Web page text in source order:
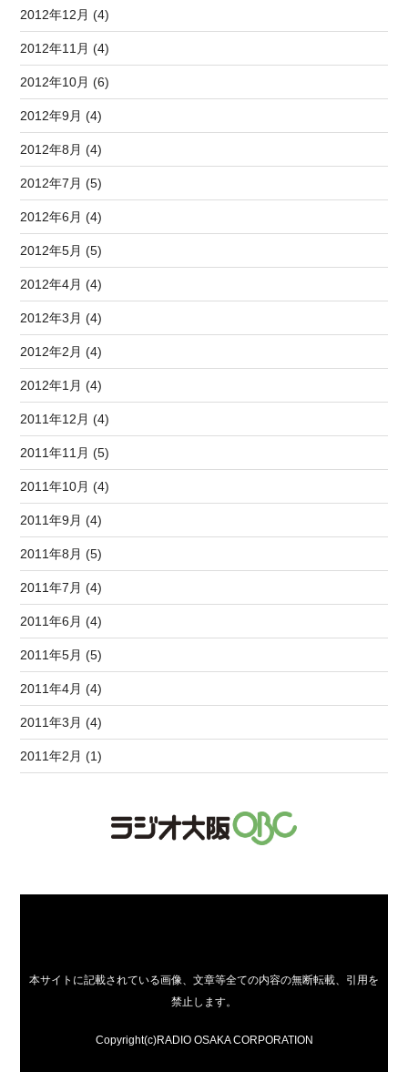
2012年12月 (4)
2012年11月 (4)
2012年10月 (6)
2012年9月 (4)
2012年8月 (4)
2012年7月 (5)
2012年6月 (4)
2012年5月 (5)
2012年4月 (4)
2012年3月 (4)
2012年2月 (4)
2012年1月 (4)
2011年12月 (4)
2011年11月 (5)
2011年10月 (4)
2011年9月 (4)
2011年8月 (5)
2011年7月 (4)
2011年6月 (4)
2011年5月 (5)
2011年4月 (4)
2011年3月 (4)
2011年2月 (1)
本サイトに記載されている画像、文章等全ての内容の無断転載、引用を
禁止します。
Copyright(c)RADIO OSAKA CORPORATION